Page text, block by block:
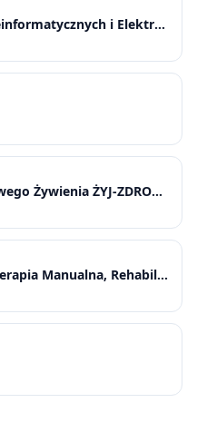
ZSTIE - Zespół Szkół Teleinformatycznych i Elektronicznych
Dietetyk Poradnia Zdrowego Żywienia ŻYJ-ZDROWO Janusz Grzelczak
AestheRehab | Masaż, Terapia Manualna, Rehabilitacja